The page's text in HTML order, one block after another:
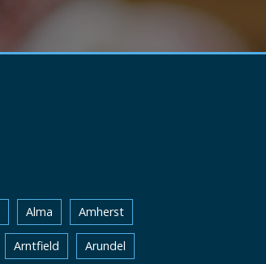
Alma Amherst
Arntfield Arundel